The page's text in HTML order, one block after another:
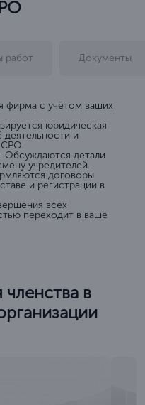
работ Документы
фирма с учётом ваших
юридическая
и
СРО.
Обсуждаются детали
учредителей.
договоры
и регистрации в
всех
переходит в ваше
в